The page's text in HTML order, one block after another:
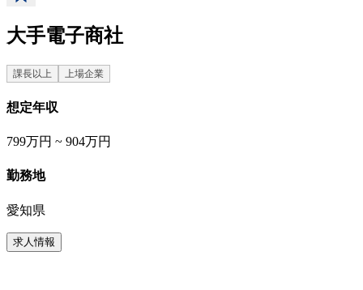
大手電子商社
課長以上 上場企業
想定年収
799万円 ~ 904万円
勤務地
愛知県
求人情報